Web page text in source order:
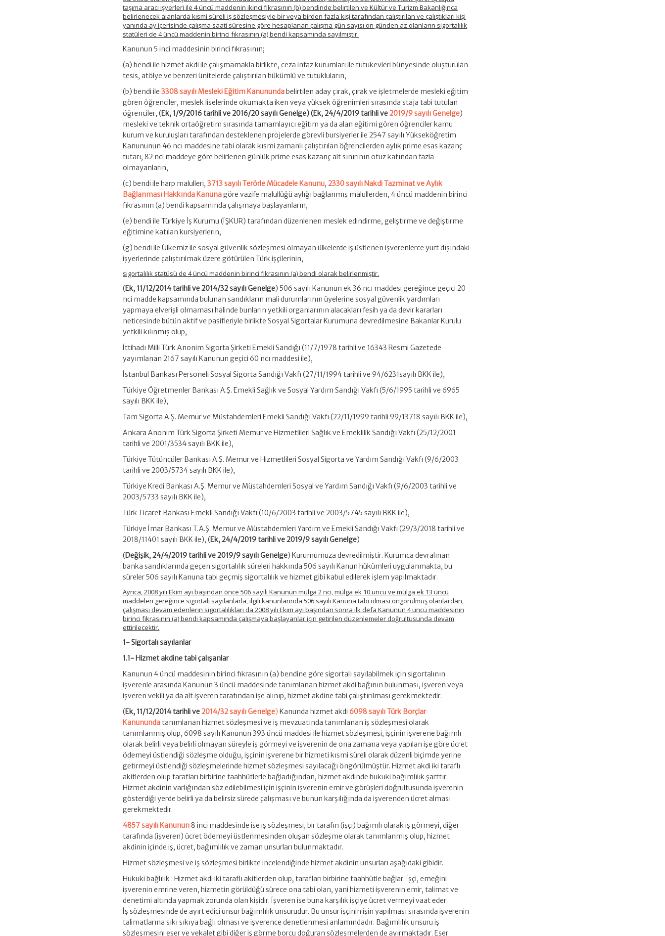
taşıma aracı işyerleri ile 4 üncü maddenin ikinci fıkrasının (b) bendinde belirtilen ve Kültür ve Turizm Bakanlığınca
belirlenecek alanlarda kısmi süreli iş sözleşmesiyle bir veya birden fazla kişi tarafından çalıştırılan ve çalıştıkları kişi
yanında ay içerisinde çalışma saati süresine göre hesaplanan çalışma gün sayısı on günden az olanların sigortalılık
statüleri de 4 üncü maddenin birinci fıkrasının (a) bendi kapsamında sayılmıştır.
Kanunun 5 inci maddesinin birinci fıkrasının;
(a) bendi ile hizmet akdi ile çalışmamakla birlikte, ceza infaz kurumları ile tutukevleri bünyesinde oluşturulan
tesis, atölye ve benzeri ünitelerde çalıştırılan hükümlü ve tutukluların,
(b) bendi ile3308 sayılı Mesleki Eğitim Kanunundabelirtilen aday çırak, çırak ve işletmelerde mesleki eğitim
gören öğrenciler, meslek liselerinde okumakta iken veya yüksek öğrenimleri sırasında staja tabi tutulan
öğrenciler, (Ek, 1/9/2016 tarihli ve 2016/20 sayılı Genelge) (Ek, 24/4/2019 tarihli ve2019/9 sayılı Genelge)
mesleki ve teknik ortaöğretim sırasında tamamlayıcı eğitim ya da alan eğitimi gören öğrenciler kamu
kurum ve kuruluşları tarafından desteklenen projelerde görevli bursiyerler ile 2547 sayılı Yükseköğretim
Kanununun 46 ncı maddesine tabi olarak kısmi zamanlı çalıştırılan öğrencilerden aylık prime esas kazanç
tutarı, 82 nci maddeye göre belirlenen günlük prime esas kazanç alt sınırının otuz katından fazla
olmayanların,
(c) bendi ile harp malulleri,3713 sayılı Terörle Mücadele Kanunu,2330 sayılı Nakdi Tazminat ve Aylık
Bağlanması Hakkında Kanunagöre vazife malullüğü aylığı bağlanmış malullerden, 4 üncü maddenin birinci
fıkrasının (a) bendi kapsamında çalışmaya başlayanların,
(e) bendi ile Türkiye İş Kurumu (İŞKUR) tarafından düzenlenen meslek edindirme, geliştirme ve değiştirme
eğitimine katılan kursiyerlerin,
(g) bendi ile Ülkemiz ile sosyal güvenlik sözleşmesi olmayan ülkelerde iş üstlenen işverenlerce yurt dışındaki
işyerlerinde çalıştırılmak üzere götürülen Türk işçilerinin,
sigortalılık statüsü de 4 üncü maddenin birinci fıkrasının (a) bendi olarak belirlenmiştir.
(Ek, 11/12/2014 tarihli ve 2014/32 sayılı Genelge) 506 sayılı Kanunun ek 36 ncı maddesi gereğince geçici 20
nci madde kapsamında bulunan sandıkların mali durumlarının üyelerine sosyal güvenlik yardımları
yapmaya elverişli olmaması halinde bunların yetkili organlarının alacakları fesih ya da devir kararları
neticesinde bütün aktif ve pasifleriyle birlikte Sosyal Sigortalar Kurumuna devredilmesine Bakanlar Kurulu
yetkili kılınmış olup,
İttihadı Milli Türk Anonim Sigorta Şirketi Emekli Sandığı (11/7/1978 tarihli ve 16343 Resmi Gazetede
yayımlanan 2167 sayılı Kanunun geçici 60 ncı maddesi ile),
İstanbul Bankası Personeli Sosyal Sigorta Sandığı Vakfı (27/11/1994 tarihli ve 94/6231sayılı BKK ile),
Türkiye Öğretmenler Bankası A.Ş. Emekli Sağlık ve Sosyal Yardım Sandığı Vakfı (5/6/1995 tarihli ve 6965
sayılı BKK ile),
Tam Sigorta A.Ş. Memur ve Müstahdemleri Emekli Sandığı Vakfı (22/11/1999 tarihli 99/13718 sayılı BKK ile),
Ankara Anonim Türk Sigorta Şirketi Memur ve Hizmetlileri Sağlık ve Emeklilik Sandığı Vakfı (25/12/2001
tarihli ve 2001/3534 sayılı BKK ile),
Türkiye Tütüncüler Bankası A.Ş. Memur ve Hizmetlileri Sosyal Sigorta ve Yardım Sandığı Vakfı (9/6/2003
tarihli ve 2003/5734 sayılı BKK ile),
Türkiye Kredi Bankası A.Ş. Memur ve Müstahdemleri Sosyal ve Yardım Sandığı Vakfı (9/6/2003 tarihli ve
2003/5733 sayılı BKK ile),
Türk Ticaret Bankası Emekli Sandığı Vakfı (10/6/2003 tarihli ve 2003/5745 sayılı BKK ile),
Türkiye İmar Bankası T.A.Ş. Memur ve Müstahdemleri Yardım ve Emekli Sandığı Vakfı (29/3/2018 tarihli ve
2018/11401 sayılı BKK ile), (Ek, 24/4/2019 tarihli ve 2019/9 sayılı Genelge)
(Değişik, 24/4/2019 tarihli ve 2019/9 sayılı Genelge) Kurumumuza devredilmiştir. Kurumca devralınan
banka sandıklarında geçen sigortalılık süreleri hakkında 506 sayılı Kanun hükümleri uygulanmakta, bu
süreler 506 sayılı Kanuna tabi geçmiş sigortalılık ve hizmet gibi kabul edilerek işlem yapılmaktadır.
Ayrıca, 2008 yılı Ekim ayı başından önce 506 sayılı Kanunun mülga 2 nci, mülga ek 10 uncu ve mülga ek 13 üncü
maddeleri gereğince sigortalı sayılanlarla, ilgili kanunlarında 506 sayılı Kanuna tabi olması öngörülmüş olanlardan,
çalışması devam edenlerin sigortalılıkları da 2008 yılı Ekim ayı başından sonra ilk defa Kanunun 4 üncü maddesinin
birinci fıkrasının (a) bendi kapsamında çalışmaya başlayanlar için getirilen düzenlemeler doğrultusunda devam
ettirilecektir.
1- Sigortalı sayılanlar
1.1- Hizmet akdine tabi çalışanlar
Kanunun 4 üncü maddesinin birinci fıkrasının (a) bendine göre sigortalı sayılabilmek için sigortalının
işverenle arasında Kanunun 3 üncü maddesinde tanımlanan hizmet akdi bağının bulunması, işveren veya
işveren vekili ya da alt işveren tarafından işe alınıp, hizmet akdine tabi çalıştırılması gerekmektedir.
(Ek, 11/12/2014 tarihli ve2014/32 sayılı Genelge) Kanunda hizmet akdi6098 sayılı Türk Borçlar
Kanunundatanımlanan hizmet sözleşmesi ve iş mevzuatında tanımlanan iş sözleşmesi olarak
tanımlanmış olup, 6098 sayılı Kanunun 393 üncü maddesi ile hizmet sözleşmesi, işçinin işverene bağımlı
olarak belirli veya belirli olmayan süreyle iş görmeyi ve işverenin de ona zamana veya yapılan işe göre ücret
ödemeyi üstlendiği sözleşme olduğu, işçinin işverene bir hizmeti kısmi süreli olarak düzenli biçimde yerine
getirmeyi üstlendiği sözleşmelerinde hizmet sözleşmesi sayılacağı öngörülmüştür. Hizmet akdi iki taraflı
akitlerden olup tarafları birbirine taahhütlerle bağladığından, hizmet akdinde hukuki bağımlılık şarttır.
Hizmet akdinin varlığından söz edilebilmesi için işçinin işverenin emir ve görüşleri doğrultusunda işverenin
gösterdiği yerde belirli ya da belirsiz sürede çalışması ve bunun karşılığında da işverenden ücret alması
gerekmektedir.
4857 sayılı Kanunun8 inci maddesinde ise iş sözleşmesi, bir tarafın (işçi) bağımlı olarak iş görmeyi, diğer
tarafında (işveren) ücret ödemeyi üstlenmesinden oluşan sözleşme olarak tanımlanmış olup, hizmet
akdinin içinde iş, ücret, bağımlılık ve zaman unsurları bulunmaktadır.
Hizmet sözleşmesi ve iş sözleşmesi birlikte incelendiğinde hizmet akdinin unsurları aşağıdaki gibidir.
Hukuki bağlılık : Hizmet akdi iki taraflı akitlerden olup, tarafları birbirine taahhütle bağlar. İşçi, emeğini
işverenin emrine veren, hizmetin görüldüğü sürece ona tabi olan, yani hizmeti işverenin emir, talimat ve
denetimi altında yapmak zorunda olan kişidir. İşveren ise buna karşılık işçiye ücret vermeyi vaat eder.
İş sözleşmesinde de ayırt edici unsur bağımlılık unsurudur. Bu unsur işçinin işin yapılması sırasında işverenin
talimatlarına sıkı sıkıya bağlı olması ve işverence denetlenmesi anlamındadır. Bağımlılık unsuru iş
sözleşmesini eser ve vekalet gibi diğer iş görme borcu doğuran sözleşmelerden de ayırmaktadır. Eser